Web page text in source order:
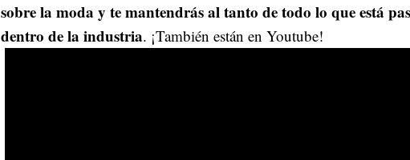
sobre la moda y te mantendrás al tanto de todo lo que está
dentro de la industria. ¡También están en Youtube!